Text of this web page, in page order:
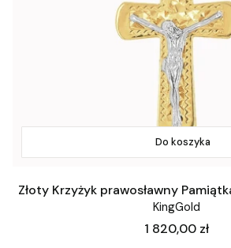
Do koszyka
Złoty Krzyżyk prawosławny
KingGold
Cena
1 820,00 zł